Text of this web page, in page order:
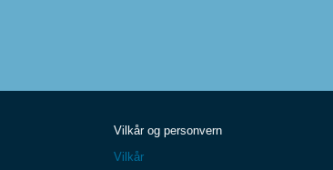
Vilkår og personvern
Vilkår